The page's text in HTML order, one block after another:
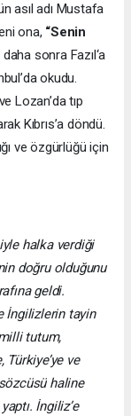
asıl adı Mustafa
ona, “Senin
daha sonra Fazıl‘a
okudu.
Lozan’da tıp
Kıbrıs’a döndü.
ve özgürlüğü için
halka verdiği
doğru olduğunu
geldi.
İngilizlerin tayin
tutum,
ve
haline
İngiliz’e